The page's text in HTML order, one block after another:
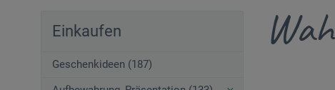
Einkaufen
Geschenkideen (187)